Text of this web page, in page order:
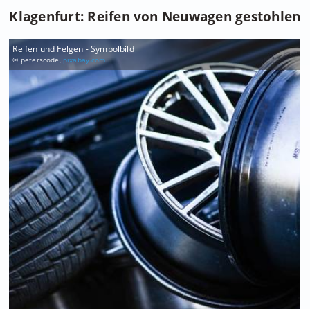
Klagenfurt: Reifen von Neuwagen gestohlen
Reifen und Felgen - Symbolbild
© peterscode, pixabay.com